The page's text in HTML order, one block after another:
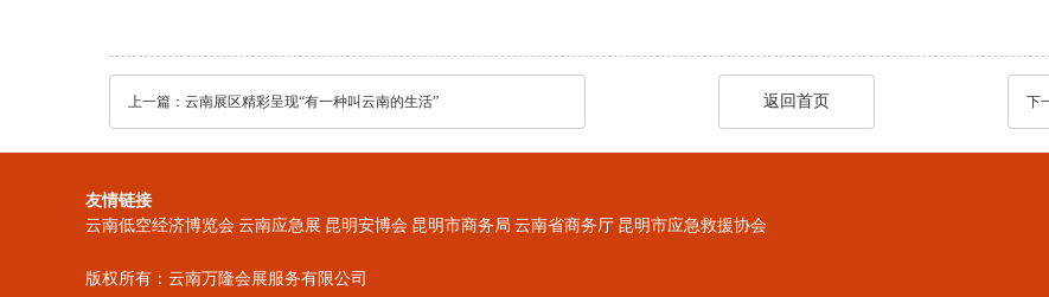
上一篇： 云南展区精彩呈现“有一种叫云南的生活” 返回首页 下
友情链接
云南低空经济博览会 云南应急展 昆明安博会 昆明市商务局 云南省商务厅 昆明市应急救援协会
版权所有：云南万隆会展服务有限公司